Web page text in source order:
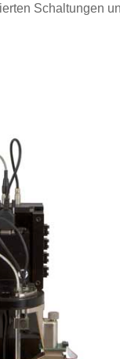
Schaltungen